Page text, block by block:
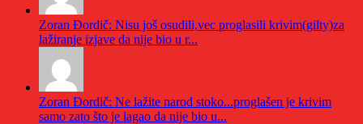
Zoran Đordič: Nisu još osudili,vec proglasili krivim(gilty)za
lažiranje izjave da nije bio u r...
Zoran Đordič: Ne lažite narod stoko...proglašen je krivim
samo zato što je lagao da nije bio u...